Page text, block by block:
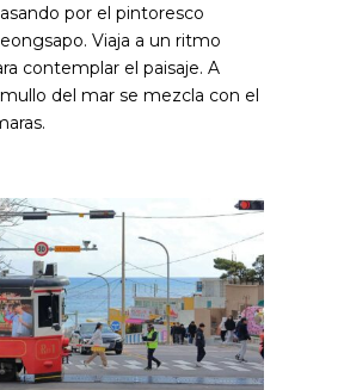
por el pintoresco
Viaja a un ritmo
contemplar el paisaje. A
del mar se mezcla con el